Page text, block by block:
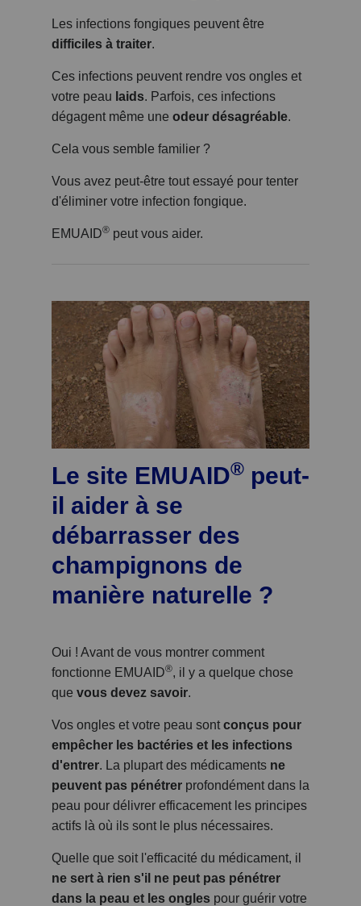
Les infections fongiques peuvent être
difficiles à traiter.
Ces infections peuvent rendre vos ongles et
votre peau laids. Parfois, ces infections
dégagent même une odeur désagréable.
Cela vous semble familier ?
Vous avez peut-être tout essayé pour tenter
d'éliminer votre infection fongique.
EMUAID® peut vous aider.
Le site EMUAID® peut-
il aider à se
débarrasser des
champignons de
manière naturelle ?
Oui ! Avant de vous montrer comment
fonctionne EMUAID®, il y a quelque chose
que vous devez savoir.
Vos ongles et votre peau sont conçus pour
empêcher les bactéries et les infections
d'entrer. La plupart des médicaments ne
peuvent pas pénétrer profondément dans la
peau pour délivrer efficacement les principes
actifs là où ils sont le plus nécessaires.
Quelle que soit l'efficacité du médicament, il
ne sert à rien s'il ne peut pas pénétrer
dans la peau et les ongles pour guérir votre